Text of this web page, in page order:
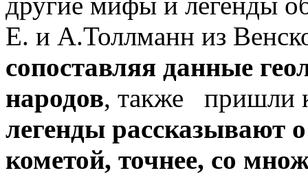
Е. и А.Толлманн из
сопоставляя данные
народов, также пришли
легенды рассказывают
кометой, точнее, со